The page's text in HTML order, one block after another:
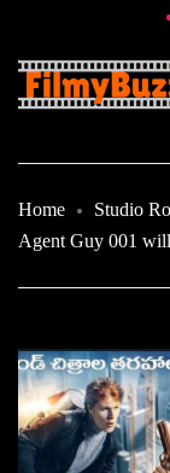
Home
Studio
Agent Guy 001 will